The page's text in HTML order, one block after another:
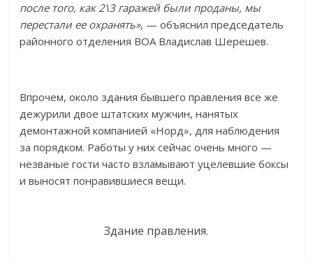
после того, как 2\3 гаражей были проданы, мы
перестали ее охранять», — объяснил председатель
районного отделения ВОА Владислав Шерешев.
Впрочем, около здания бывшего правления все же
дежурили двое штатских мужчин, нанятых
демонтажной компанией «Норд», для наблюдения
за порядком. Работы у них сейчас очень много —
незваные гости часто взламывают уцелевшие боксы
и выносят понравившиеся вещи.
Здание правления.